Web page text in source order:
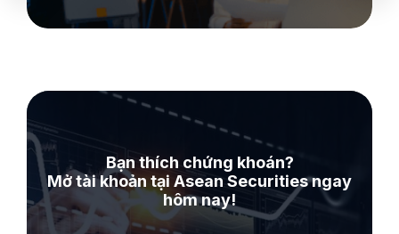
Bạn thích chứng khoán?
Mở tài khoản tại Asean Securities ngay
hôm nay!